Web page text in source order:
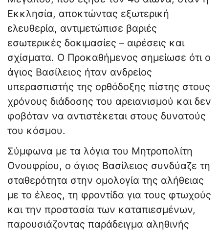
Εκκλησία, αποκτώντας εξωτερική
ελευθερία, αντιμετώπισε βαριές
εσωτερικές δοκιμασίες – αιρέσεις και
σχίσματα. Ο Προκαθήμενος σημείωσε ότι ο
άγιος Βασίλειος ήταν ανδρείος
υπερασπιστής της ορθόδοξης πίστης στους
χρόνους διάδοσης του αρειανισμού και δεν
φοβόταν να αντιστέκεται στους δυνατούς
του κόσμου.
Σύμφωνα με τα λόγια του Μητροπολίτη
Ονουφρίου, ο άγιος Βασίλειος συνδύαζε τη
σταθερότητα στην ομολογία της αλήθειας
με το έλεος, τη φροντίδα για τους φτωχούς
και την προστασία των καταπιεσμένων,
παρουσιάζοντας παράδειγμα αληθινής